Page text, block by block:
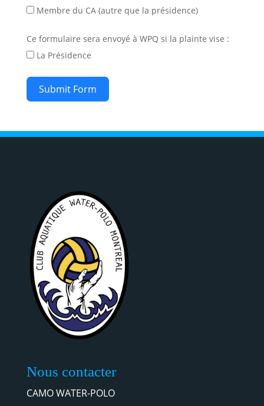
Membre du CA (autre que la présidence)
Ce formulaire sera envoyé à WPQ si la plainte vise :
La Présidence
Submit Form
Nous contacter
CAMO WATER-POLO